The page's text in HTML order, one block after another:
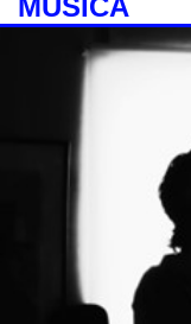
MÚSICA